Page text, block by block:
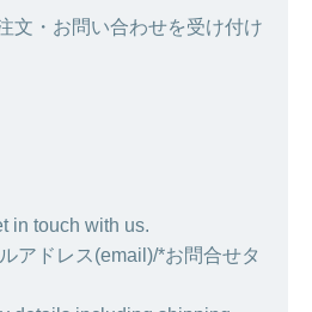
文・お問い合わせを受け付け
in touch with us.
アドレス(email)/*お問合せタ